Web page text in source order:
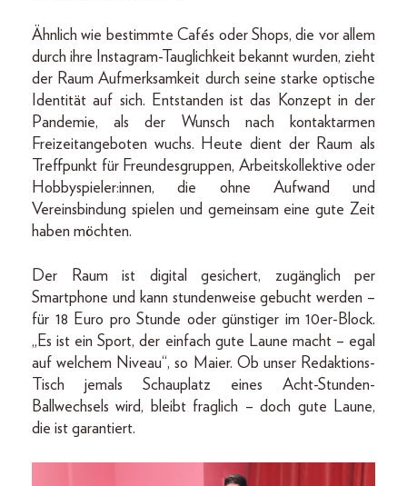
Ähnlich wie bestimmte Cafés oder Shops, die vor allem
durch ihre Instagram-Tauglichkeit bekannt wurden, zieht
der Raum Aufmerksamkeit durch seine starke optische
Identität auf sich. Entstanden ist das Konzept in der
Pandemie, als der Wunsch nach kontaktarmen
Freizeitangeboten wuchs. Heute dient der Raum als
Treffpunkt für Freundesgruppen, Arbeitskollektive oder
Hobbyspieler:innen, die ohne Aufwand und
Vereinsbindung spielen und gemeinsam eine gute Zeit
haben möchten.
Der Raum ist digital gesichert, zugänglich per
Smartphone und kann stundenweise gebucht werden –
für 18 Euro pro Stunde oder günstiger im 10er-Block.
„Es ist ein Sport, der einfach gute Laune macht – egal
auf welchem Niveau“, so Maier. Ob unser Redaktions-
Tisch jemals Schauplatz eines Acht-Stunden-
Ballwechsels wird, bleibt fraglich – doch gute Laune,
die ist garantiert.